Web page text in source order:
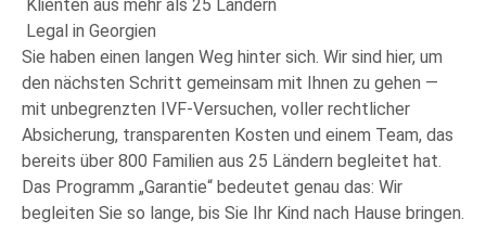
Klienten aus mehr als 25 Ländern
Legal in Georgien
Sie haben einen langen Weg hinter sich. Wir sind hier, um
den nächsten Schritt gemeinsam mit Ihnen zu gehen —
mit unbegrenzten IVF-Versuchen, voller rechtlicher
Absicherung, transparenten Kosten und einem Team, das
bereits über 800 Familien aus 25 Ländern begleitet hat.
Das Programm „Garantie“ bedeutet genau das: Wir
begleiten Sie so lange, bis Sie Ihr Kind nach Hause bringen.